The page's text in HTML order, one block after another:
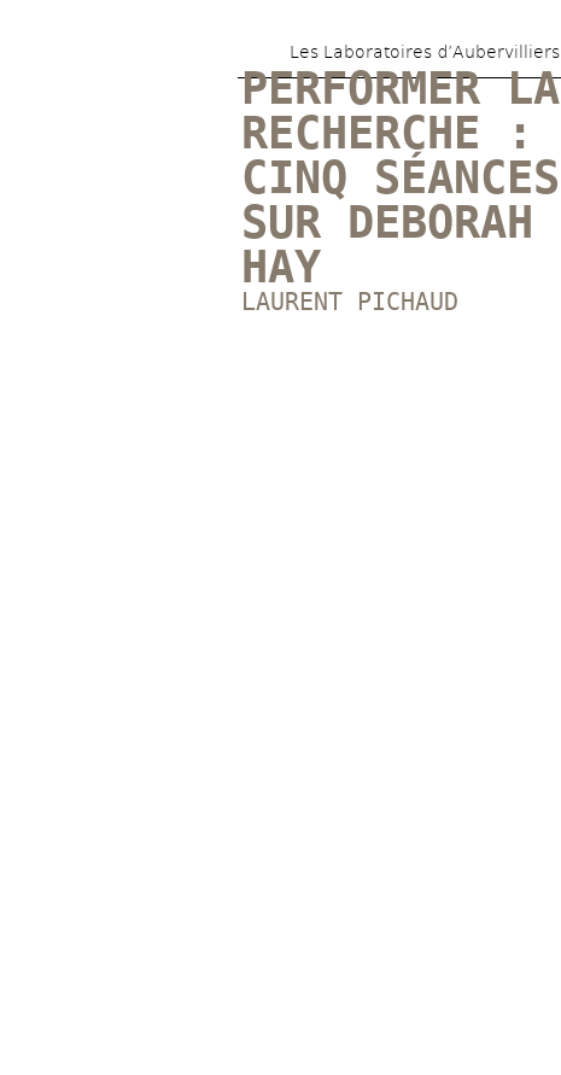
Les Laboratoires d’Aubervilliers
PERFORMER LA
RECHERCHE :
CINQ SÉANCES
SUR DEBORAH
HAY
LAURENT PICHAUD